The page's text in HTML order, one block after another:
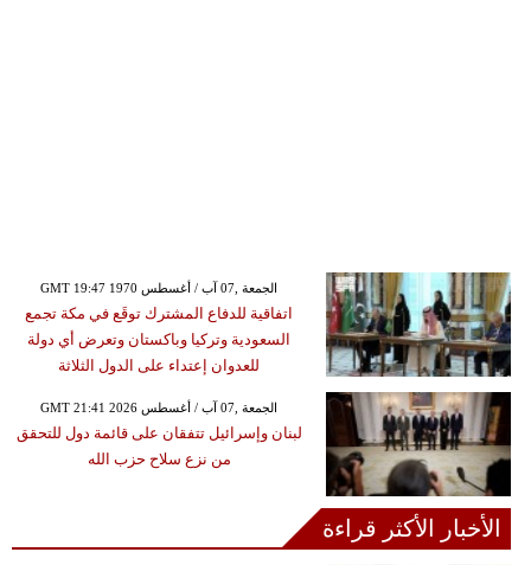
GMT 19:47 1970 الجمعة ,07 آب / أغسطس
اتفاقية للدفاع المشترك توقَع في مكة تجمع
السعودية وتركيا وباكستان وتعرض أي دولة
للعدوان إعتداء على الدول الثلاثة
GMT 21:41 2026 الجمعة ,07 آب / أغسطس
لبنان وإسرائيل تتفقان على قائمة دول للتحقق
من نزع سلاح حزب الله
الأخبار الأكثر قراءة